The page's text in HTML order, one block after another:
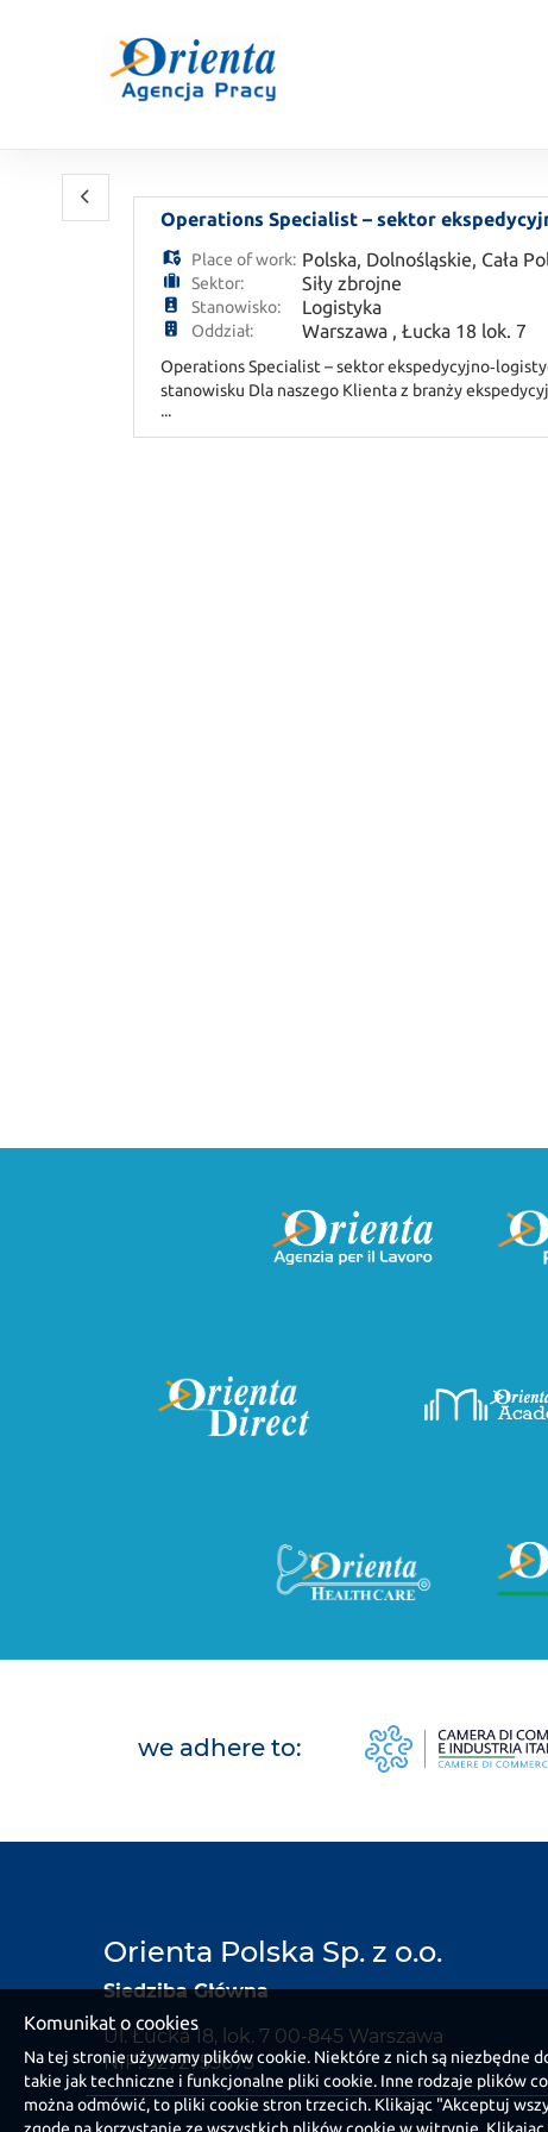
Komunikat o cookies
Na tej stronie używamy plików cookie. Niektóre z nich są niezbędne
takie jak techniczne i funkcjonalne pliki cookie. Inne rodzaje plików
można odmówić, to pliki cookie stron trzecich. Klikając "Akceptuj
Operations Specialist – sektor
Place of work: Polska, Dolnośląskie, Cała
Sektor: Siły zbrojne
Stanowisko: Logistyka
Oddział: Warszawa , Łucka 18 lok. 7
Operations Specialist – sektor
stanowisku Dla naszego Klienta z branży
koordynację operacji w terenie i biurze, nadzór nad
...
we adhere to:
Orienta Polska Sp. z o.o.
Siedziba Główna
Ul. Łucka 18, lok. 7 00-845 Warszawa
NIP: 5272753673